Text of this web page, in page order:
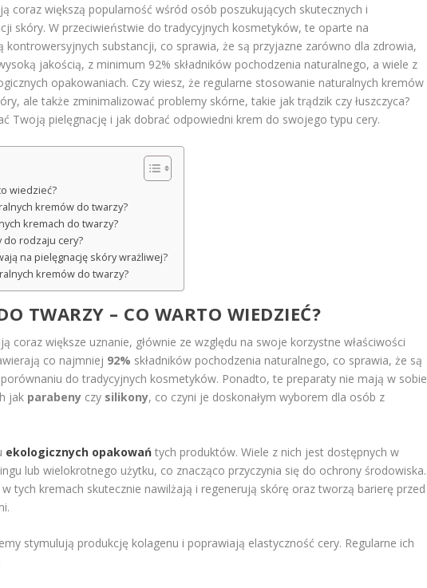
coraz większą popularność wśród osób poszukujących skutecznych i
skóry. W przeciwieństwie do tradycyjnych kosmetyków, te oparte na
kontrowersyjnych substancji, co sprawia, że są przyjazne zarówno dla zdrowia,
jakością, z minimum 92% składników pochodzenia naturalnego, a wiele z
opakowaniach. Czy wiesz, że regularne stosowanie naturalnych kremów
ale także zminimalizować problemy skórne, takie jak trądzik czy łuszczyca?
Twoją pielęgnację i jak dobrać odpowiedni krem do swojego typu cery.
wiedzieć?
kremów do twarzy?
kremach do twarzy?
do rodzaju cery?
na pielęgnację skóry wrażliwej?
kremów do twarzy?
TWARZY – CO WARTO WIEDZIEĆ?
coraz większe uznanie, głównie ze względu na swoje korzystne właściwości
co najmniej 92% składników pochodzenia naturalnego, co sprawia, że są
do tradycyjnych kosmetyków. Ponadto, te preparaty nie mają w sobie
jak parabeny czy silikony, co czyni je doskonałym wyborem dla osób z
ekologicznych opakowań tych produktów. Wiele z nich jest dostępnych w
lub wielokrotnego użytku, co znacząco przyczynia się do ochrony środowiska.
tych kremach skutecznie nawilżają i regenerują skórę oraz tworzą barierę przed
stymulują produkcję kolagenu i poprawiają elastyczność cery. Regularne ich